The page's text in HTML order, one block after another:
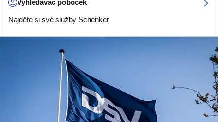
Vyhledávač poboček
Najděte si své služby Schenker